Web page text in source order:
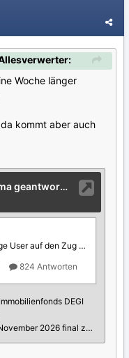
Woche länger
kommt aber auch